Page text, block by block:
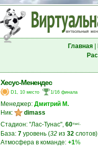
Главная|
Хесус-Менендес
D1, 10 место 1/16 финала
Менеджер: Дмитрий М.
Ник:
dimass
Стадион: "Лас-Тунас", 60тыс.
База: 7 уровень (32 из 32 слотов)
Атмосфера в команде: +1%